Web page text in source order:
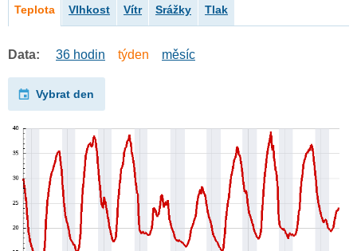
Teplota Vlhkost Vítr Srážky Tlak
Data: 36 hodin týden měsíc
Vybrat den